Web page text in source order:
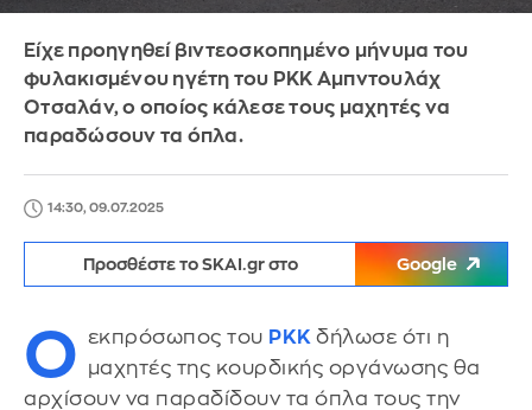
Είχε προηγηθεί βιντεοσκοπημένο μήνυμα του
φυλακισμένου ηγέτη του PKK Αμπντουλάχ
Οτσαλάν, ο οποίος κάλεσε τους μαχητές να
παραδώσουν τα όπλα.
14:30, 09.07.2025
Προσθέστε το SKAI.gr στο Google
Ο εκπρόσωπος του PKK δήλωσε ότι η
μαχητές της κουρδικής οργάνωσης θα
αρχίσουν να παραδίδουν τα όπλα τους την